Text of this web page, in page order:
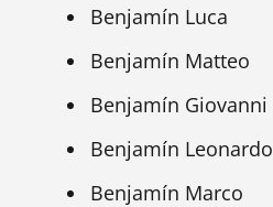
Benjamín Luca
Benjamín Matteo
Benjamín Giovanni
Benjamín Leonardo
Benjamín Marco